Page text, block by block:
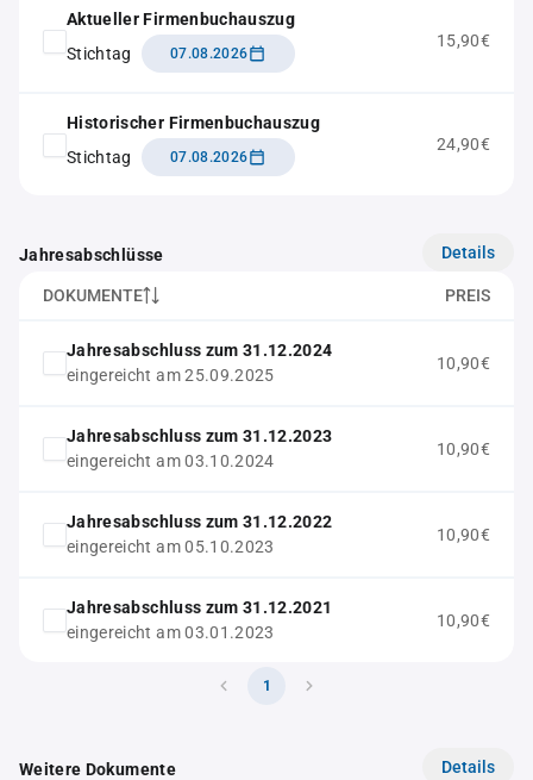
Aktueller Firmenbuchauszug
Stichtag
07.08.2026
15,90€
Historischer Firmenbuchauszug
Stichtag
07.08.2026
24,90€
Jahresabschlüsse Details
DOKUMENTE PREIS
Jahresabschluss zum 31.12.2024
eingereicht am 25.09.2025
10,90€
Jahresabschluss zum 31.12.2023
eingereicht am 03.10.2024
10,90€
Jahresabschluss zum 31.12.2022
eingereicht am 05.10.2023
10,90€
Jahresabschluss zum 31.12.2021
eingereicht am 03.01.2023
10,90€
1
Weitere Dokumente Details